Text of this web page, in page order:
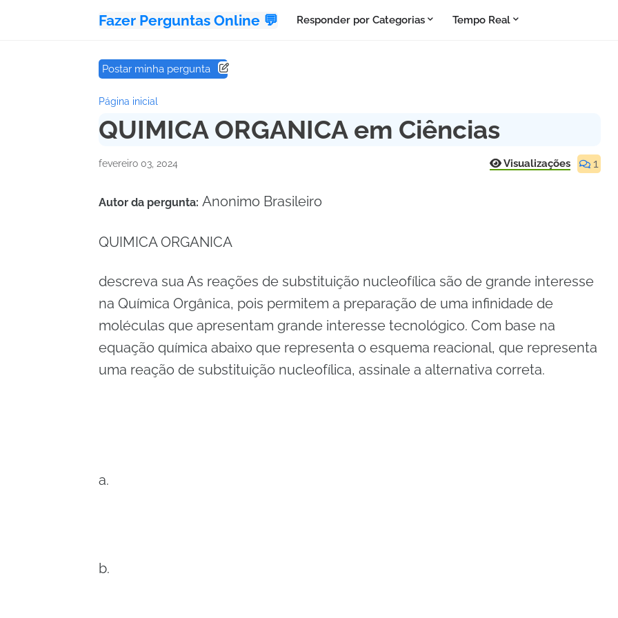
Fazer Perguntas Online 💬 Responder por Categorias Tempo Real
Postar minha pergunta
Página inicial
QUIMICA ORGANICA em Ciências
fevereiro 03, 2024 Visualizações 1
Autor da pergunta: Anonimo Brasileiro
QUIMICA ORGANICA
descreva sua As reações de substituição nucleofílica são de grande interesse
na Química Orgânica, pois permitem a preparação de uma infinidade de
moléculas que apresentam grande interesse tecnológico. Com base na
equação química abaixo que representa o esquema reacional, que representa
uma reação de substituição nucleofílica, assinale a alternativa correta.
a.
b.